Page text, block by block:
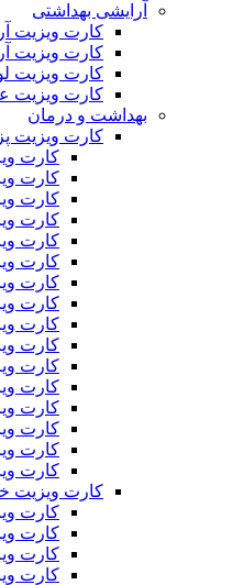
آرایشی بهداشتی
کارت ویزیت
کارت ویزیت
کارت ویزیت
کارت ویزیت
بهداشت و درمان
کارت ویزیت
کارت
کارت
کارت
کارت
کارت
کارت
کارت
کارت
کارت
کارت
کارت
کارت
کارت
کارت
کارت
کارت
کارت ویزیت
کارت
کارت
کارت
کارت